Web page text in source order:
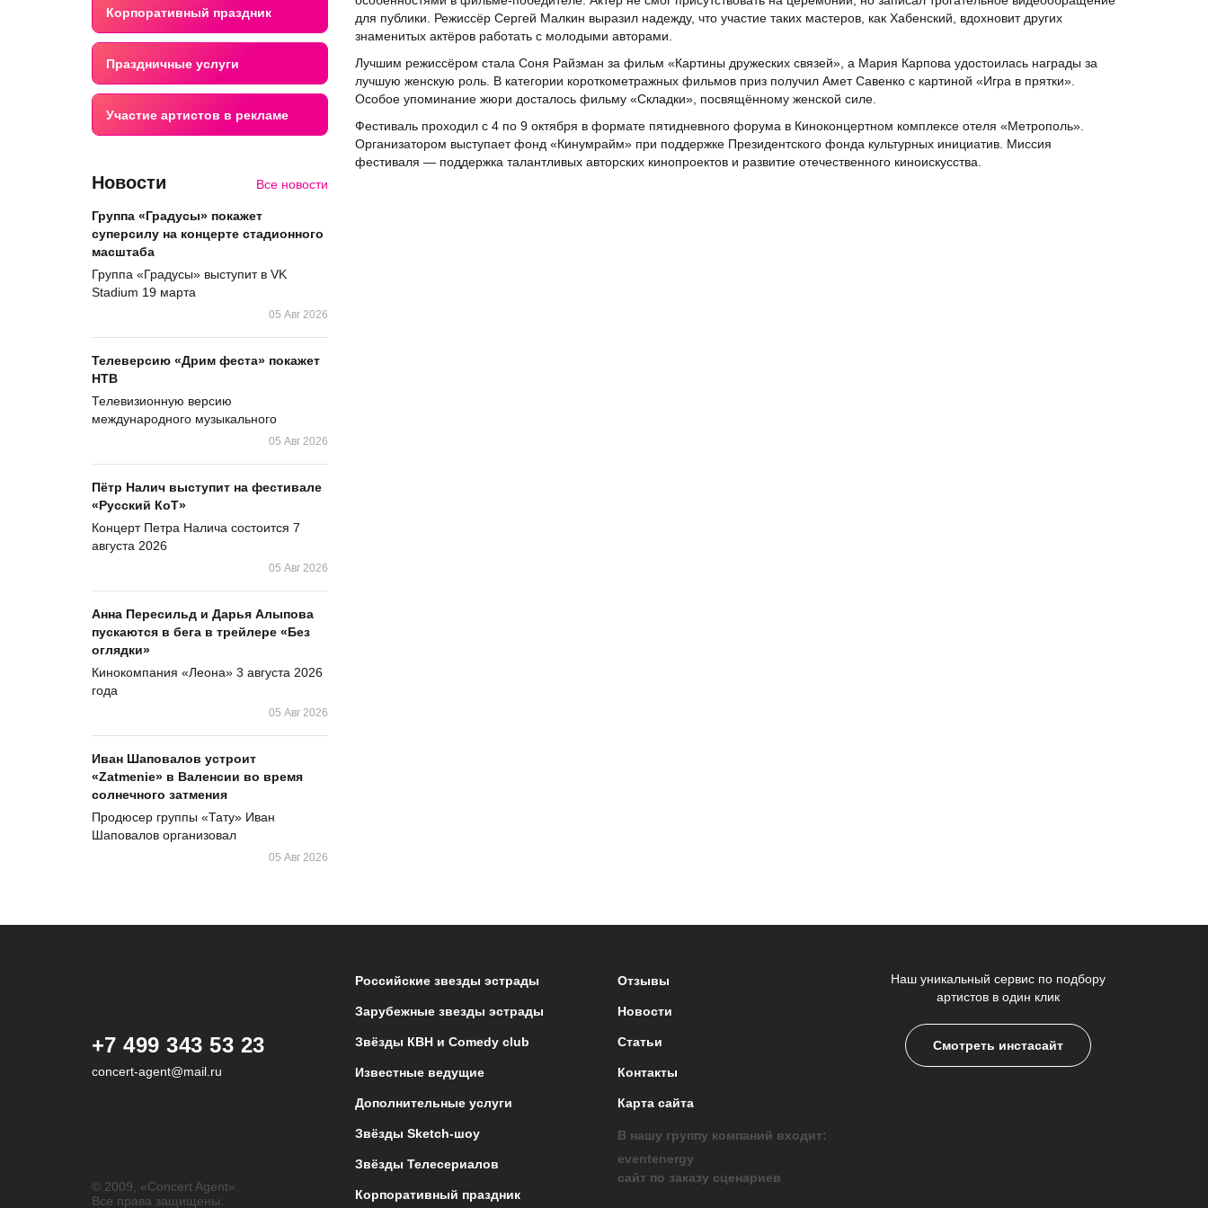
Корпоративный праздник
Праздничные услуги
Участие артистов в рекламе
Новости Все новости
Группа «Градусы» покажет
суперсилу на концерте стадионного
масштаба
Группа «Градусы» выступит в VK
Stadium 19 марта
05 Авг 2026
Телеверсию «Дрим феста» покажет
НТВ
Телевизионную версию
международного музыкального
05 Авг 2026
Пётр Налич выступит на фестивале
«Русский КоТ»
Концерт Петра Налича состоится 7
августа 2026
05 Авг 2026
Анна Пересильд и Дарья Алыпова
пускаются в бега в трейлере «Без
оглядки»
Кинокомпания «Леона» 3 августа 2026
года
05 Авг 2026
Иван Шаповалов устроит
«Zatmenie» в Валенсии во время
солнечного затмения
Продюсер группы «Тату» Иван
Шаповалов организовал
05 Авг 2026
для публики. Режиссёр Сергей Малкин выразил надежду, что участие таких мастеров, как Хабенский, вдохновит других
знаменитых актёров работать с молодыми авторами.
Лучшим режиссёром стала Соня Райзман за фильм «Картины дружеских связей», а Мария Карпова удостоилась награды за
лучшую женскую роль. В категории короткометражных фильмов приз получил Амет Савенко с картиной «Игра в прятки».
Особое упоминание жюри досталось фильму «Складки», посвящённому женской силе.
Фестиваль проходил с 4 по 9 октября в формате пятидневного форума в Киноконцертном комплексе отеля «Метрополь».
Организатором выступает фонд «Кинумрайм» при поддержке Президентского фонда культурных инициатив. Миссия
фестиваля — поддержка талантливых авторских кинопроектов и развитие отечественного киноискусства.
+7 499 343 53 23
concert-agent@mail.ru
© 2009, «Concert Agent».
Все права защищены.
Российские звезды эстрады
Зарубежные звезды эстрады
Звёзды КВН и Comedy club
Известные ведущие
Дополнительные услуги
Звёзды Sketch-шоу
Звёзды Телесериалов
Корпоративный праздник
Отзывы
Новости
Статьи
Контакты
Карта сайта
Наш уникальный сервис по подбору
артистов в один клик
Смотреть инстасайт
В нашу группу компаний входит:
eventenergy
сайт по заказу сценариев